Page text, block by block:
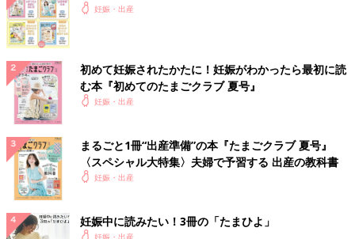
妊娠・出産
初めて妊娠されたかたに！妊娠がわかったら最初に読
む本『初めてのたまごクラブ 夏号』
妊娠・出産
まるごと1冊“出産準備”の本『たまごクラブ 夏号』
〈スペシャル大特集〉夫婦で予習する 出産の教科書
妊娠・出産
妊娠中に読みたい！3冊の「たまひよ」
妊娠・出産